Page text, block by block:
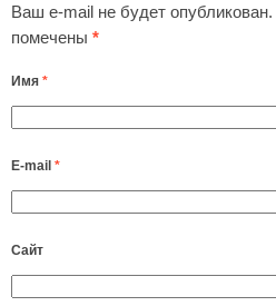
Ваш e-mail не будет опубликован.
помечены *
Имя *
E-mail *
Сайт